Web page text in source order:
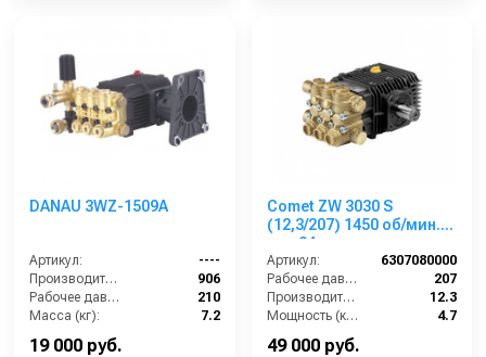
DANAU 3WZ-1509A
Артикул:
----
Производительность (л/ч):
906
Рабочее давление (бар):
210
Масса (кг):
7.2
Обороты двигателя (об/мин):
19 000 руб.
Comet ZW 3030 S
(12,3/207) 1450 об/мин.
вал 24мм
Артикул:
6307080000
Рабочее давление (бар):
207
Производительность (л/мин):
12.3
Мощность (кВт):
4.7
Обороты двигателя (об/мин):
49 000 руб.